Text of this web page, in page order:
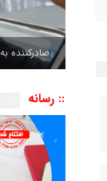
صادرکننده به ۷ کشور منطقه هستیم
:: رسانه